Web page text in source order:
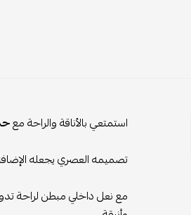
استمتعي بالأناقة والراحة مع
تصميمه العصري يجعله
مع نعل داخلي مبطن لراحة